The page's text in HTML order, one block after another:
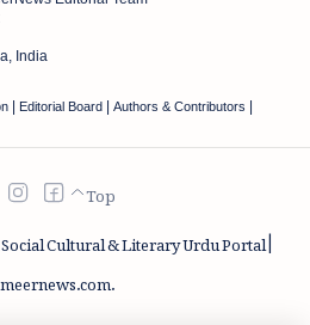
India
Editorial Board Authors & Contributors
Cultural & Literary Urdu Portal |
.